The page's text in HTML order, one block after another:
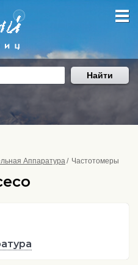
Найти
Аппаратура Частотомеры